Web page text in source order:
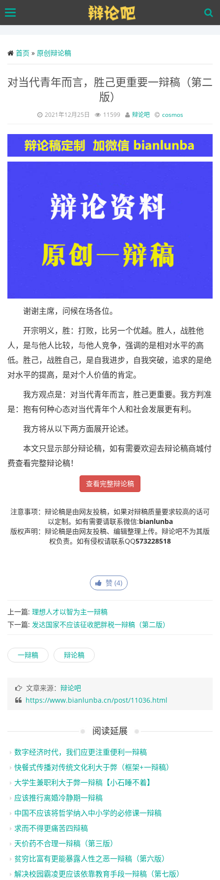
to
main
Toggle
首页 » 原创辩论稿
对当代青年而言，胜己更重要一辩稿（第二
版）
2021年12月25日 11599 辩论吧 cosmos
谢谢主席，问候在场各位。
开宗明义，胜：打败，比另一个优越。胜人，战胜他
人，是与他人比较，与他人竞争，强调的是相对水平的高
低。胜己，战胜自己，是自我进步，自我突破，追求的是绝
对水平的提高，是对个人价值的肯定。
我方观点是：对当代青年而言，胜己更重要。我方判准
是：抱有何种心态对当代青年个人和社会发展更有利。
我方将从以下两方面展开论述。
本文只显示部分辩论稿，如有需要欢迎去辩论稿商城付
费查看完整辩论稿！
查看完整辩论稿
注意事项：辩论稿是由网友投稿，如果对辩稿质量要求较高的话可
以定制。如有需要请联系微信:bianlunba
版权声明：辩论稿是由网友投稿、编辑整理上传。辩论吧不为其版
权负责。如有侵权请联系QQ573228518
赞 (4)
上一篇: 理想人才以智为主一辩稿
下一篇: 发达国家不应该征收肥胖税一辩稿（第二版）
一辩稿 辩论稿
文章来源： 辩论吧
https://www.bianlunba.cn/post/11036.html
阅读延展
数字经济时代，我们应更注重便利一辩稿
快餐式传播对传统文化利大于弊（框架+一辩稿）
大学生兼职利大于弊一辩稿【小石睡不着】
应该推行离婚冷静期一辩稿
中国不应该将哲学纳入中小学的必修课一辩稿
求而不得更痛苦四辩稿
天价药不合理一辩稿（第三版）
贫穷比富有更能暴露人性之恶一辩稿（第六版）
解决校园霸凌更应该依靠教育手段一辩稿（第七版）